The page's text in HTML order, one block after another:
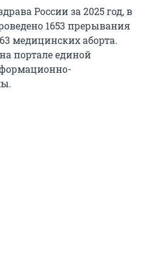
России за 2025 год, в
1653 прерывания
медицинских аборта.
портале единой